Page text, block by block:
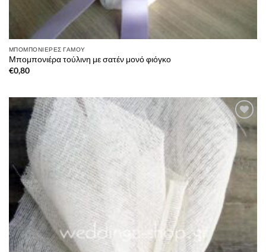
ΜΠΟΜΠΟΝΙΈΡΕΣ ΓΆΜΟΥ
Μπομπονιέρα τούλινη με σατέν μονό φιόγκο
€0,80
Πρόσθήκη
στην λίστα
επιθυμιών